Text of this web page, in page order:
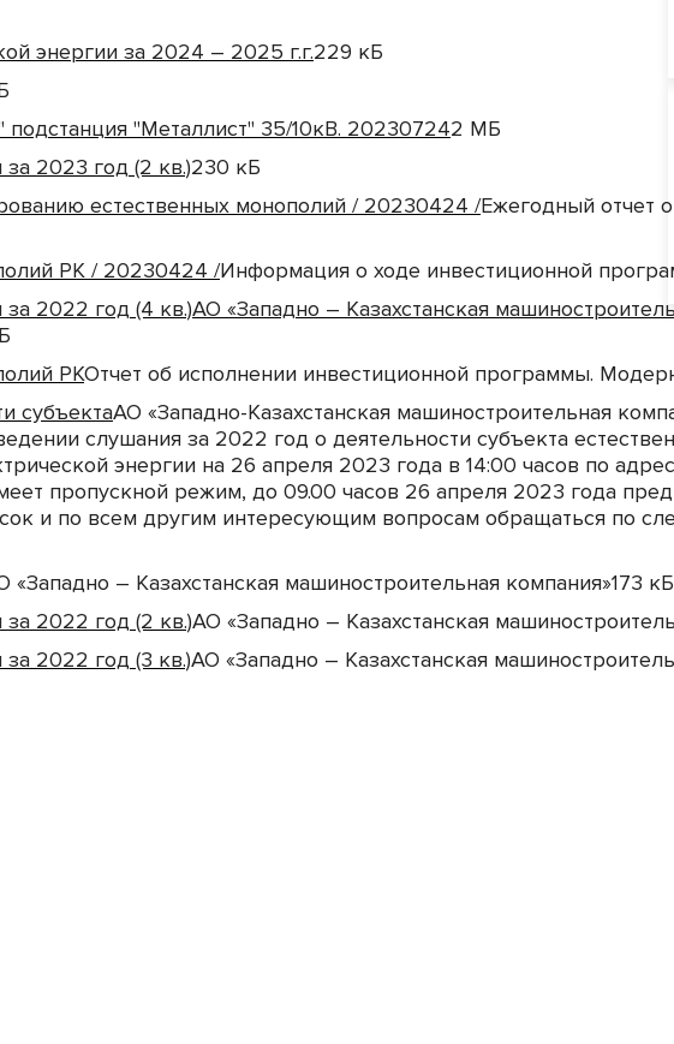
Контакты
энергии за 2024 – 2025 г.г.229 кБ
"Металлист" 35/10кВ. 202307242 МБ
2023 год (2 кв.)230 кБ
естественных монополий / 20230424 /Ежегодный отчет
РК / 20230424 /Информация о ходе инвестиционной
2022 год (4 кв.)АО «Западно – Казахстанская
РКОтчет об исполнении инвестиционной программы.
субъектаАО «Западно-Казахстанская машиностроительная
слушания за 2022 год о деятельности субъекта
энергии на 26 апреля 2023 года в 14:00 часов по
пропускной режим, до 09.00 часов 26 апреля 2023 года
и по всем другим интересующим вопросам обращаться по
«Западно – Казахстанская машиностроительная компания»173 кБ
2022 год (2 кв.)АО «Западно – Казахстанская
2022 год (3 кв.)АО «Западно – Казахстанская